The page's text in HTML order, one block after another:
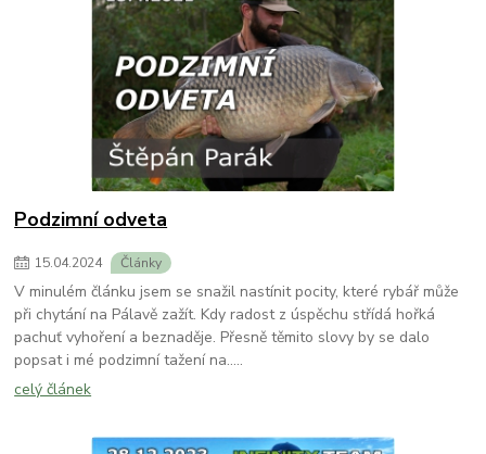
Podzimní odveta
15.04.2024 Články
V minulém článku jsem se snažil nastínit pocity, které rybář může
při chytání na Pálavě zažít. Kdy radost z úspěchu střídá hořká
pachuť vyhoření a beznaděje. Přesně těmito slovy by se dalo
popsat i mé podzimní tažení na.....
celý článek